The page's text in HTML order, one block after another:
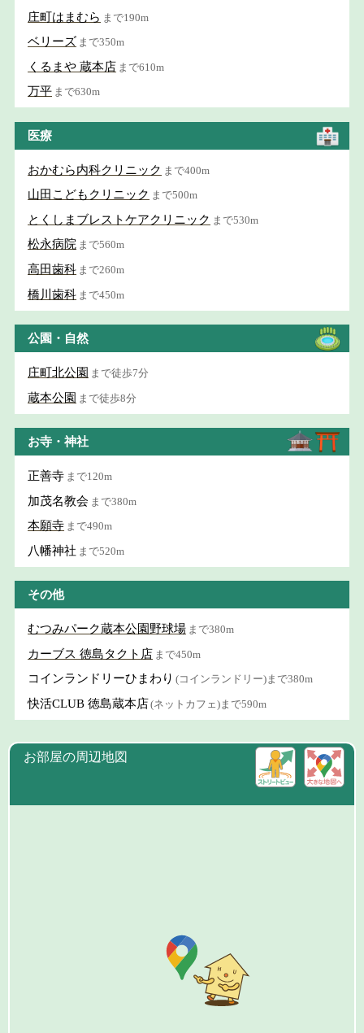
庄町はまむら まで190m
ベリーズ まで350m
くるまや 蔵本店 まで610m
万平 まで630m
医療
おかむら内科クリニック まで400m
山田こどもクリニック まで500m
とくしまブレストケアクリニック まで530m
松永病院 まで560m
高田歯科 まで260m
橋川歯科 まで450m
公園・自然
庄町北公園 まで徒歩7分
蔵本公園 まで徒歩8分
お寺・神社
正善寺 まで120m
加茂名教会 まで380m
本願寺 まで490m
八幡神社 まで520m
その他
むつみパーク蔵本公園野球場 まで380m
カーブス 徳島タクト店 まで450m
コインランドリーひまわり (コインランドリー)まで380m
快活CLUB 徳島蔵本店(ネットカフェ)まで590m
お部屋の周辺地図